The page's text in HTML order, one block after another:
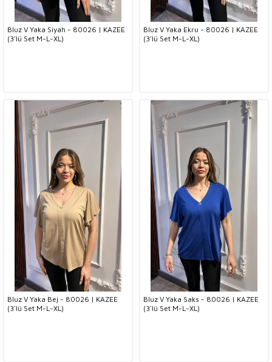
Bluz V Yaka Siyah - 80026 | KAZEE
(3'lü Set M-L-XL)
Bluz V Yaka Ekru - 80026 | KAZEE
(3'lü Set M-L-XL)
Bluz V Yaka Bej - 80026 | KAZEE
(3'lü Set M-L-XL)
Bluz V Yaka Saks - 80026 | KAZEE
(3'lü Set M-L-XL)